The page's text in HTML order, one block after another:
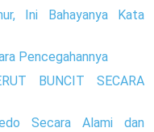
Ini Bahayanya Kata
Pencegahannya
BUNCIT SECARA
Secara Alami dan